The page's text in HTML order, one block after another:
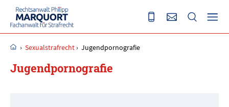
› Sexualstrafrecht › Jugendpornografie
Jugendpornografie